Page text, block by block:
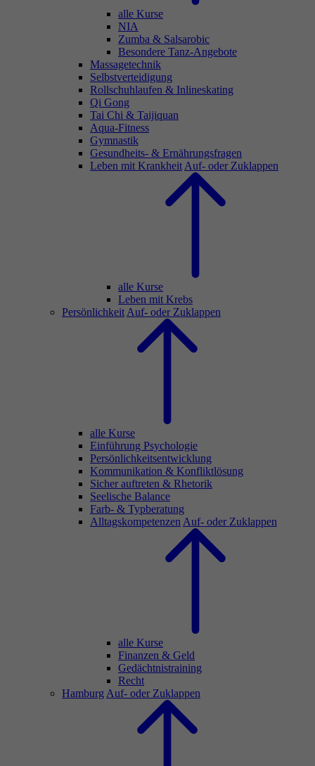
alle Kurse
NIA
Zumba & Salsarobic
Besondere Tanz-Angebote
Massagetechnik
Selbstverteidigung
Rollschuhlaufen & Inlineskating
Qi Gong
Tai Chi & Taijiquan
Aqua-Fitness
Gymnastik
Gesundheits- & Ernährungsfragen
Leben mit Krankheit Auf- oder Zuklappen
alle Kurse
Leben mit Krebs
Persönlichkeit Auf- oder Zuklappen
alle Kurse
Einführung Psychologie
Persönlichkeitsentwicklung
Kommunikation & Konfliktlösung
Sicher auftreten & Rhetorik
Seelische Balance
Farb- & Typberatung
Alltagskompetenzen Auf- oder Zuklappen
alle Kurse
Finanzen & Geld
Gedächtnistraining
Recht
Hamburg Auf- oder Zuklappen